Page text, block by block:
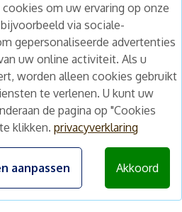
om uw ervaring op onze
via sociale-
gepersonaliseerde advertenties
uw online activiteit. Als u
worden alleen cookies gebruikt
te verlenen. U kunt uw
de pagina op "Cookies
klikken. privacyverklaring
aanpassen Akkoord